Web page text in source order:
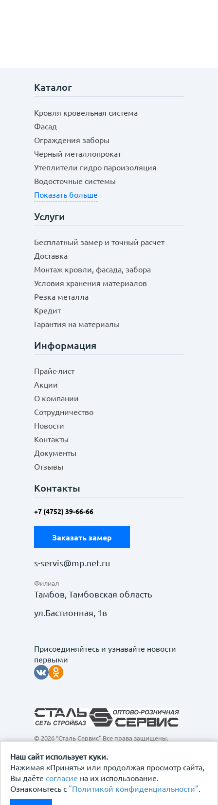
Наш сайт использует куки.
Нажимая «Принять» или продолжая просмотр сайта,
Вы даёте согласие на их использование.
Ознакомьтесь с "Политикой конфиденциальности".
Каталог
Кровля кровельная система
Фасад
Ограждения заборы
Черный металлопрокат
Утеплители гидро пароизоляция
Водосточные системы
Показать больше
Услуги
Бесплатный замер и точный расчет
Доставка
Монтаж кровли, фасада, забора
Условия хранения материалов
Резка металла
Кредит
Гарантия на материалы
Информация
Прайс-лист
Акции
О компании
Сотрудничество
Новости
Контакты
Документы
Отзывы
Контакты
+7 (4752) 39-66-66
Заказать замер
s-servis@mp.net.ru
Филиал
Тамбов, Тамбовская область
ул.Бастионная, 1в
Присоединяйтесь и узнавайте новости
первыми
© 2026 “Сталь Сервис" Все права защищены.
интернет-сайт, а также вся информация о товарах и
ценах, предоставленная на нём, носит
исключительно информационный характер и ни при
каких условиях не является публичной офертой,
определяемой положениями Статьи 437